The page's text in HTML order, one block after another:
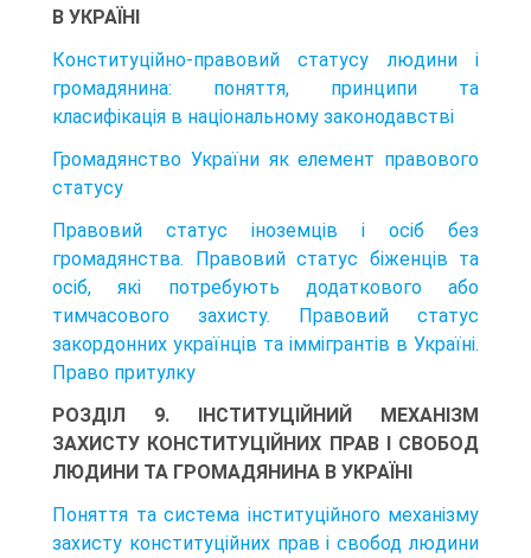
В УКРАЇНІ
Конституційно-правовий статусу людини і
громадянина: поняття, принципи та
класифікація в національному законодавстві
Громадянство України як елемент правового
статусу
Правовий статус іноземців і осіб без
громадянства. Правовий статус біженців та
осіб, які потребують додаткового або
тимчасового захисту. Правовий статус
закордонних українців та іммігрантів в Україні.
Право притулку
РОЗДІЛ 9. ІНСТИТУЦІЙНИЙ МЕХАНІЗМ
ЗАХИСТУ КОНСТИТУЦІЙНИХ ПРАВ І СВОБОД
ЛЮДИНИ ТА ГРОМАДЯНИНА В УКРАЇНІ
Поняття та система інституційного механізму
захисту конституційних прав і свобод людини